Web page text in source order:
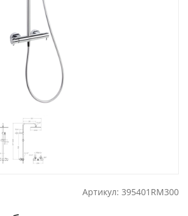
Артикул: 395401RM300